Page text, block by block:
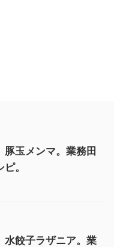
豚玉メンマ。業務田
。
水餃子ラザニア。業